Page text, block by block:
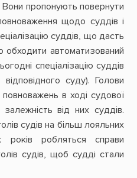
Вони пропонують повернути
щодо суддів і
суддів, що дасть
обходити автоматизований
спеціалізацію суддів
суду). Голови
в ході судової
від них суддів.
судів на більш лояльних
років робляться справи
судів, щоб судді стали